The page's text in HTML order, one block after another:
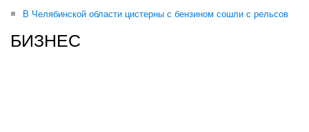
В Челябинской области цистерны с бензином сошли с рельсов
БИЗНЕС